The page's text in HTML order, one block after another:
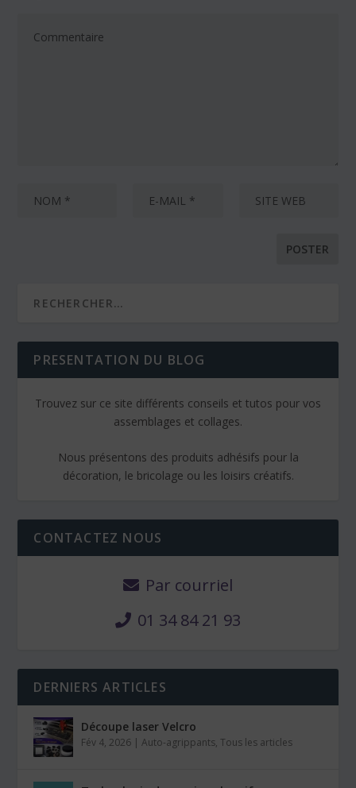
PRESENTATION DU BLOG
Trouvez sur ce site différents conseils et tutos pour vos
assemblages et collages.
Nous présentons des produits adhésifs pour la
décoration, le bricolage ou les loisirs créatifs.
CONTACTEZ NOUS
Par courriel
01 34 84 21 93
DERNIERS ARTICLES
Découpe laser Velcro
Fév 4, 2026 |Auto-agrippants,Tous les articles